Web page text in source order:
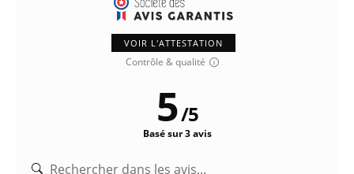
VOIR L'ATTESTATION
Contrôle & qualité
5/5
Basé sur 3 avis